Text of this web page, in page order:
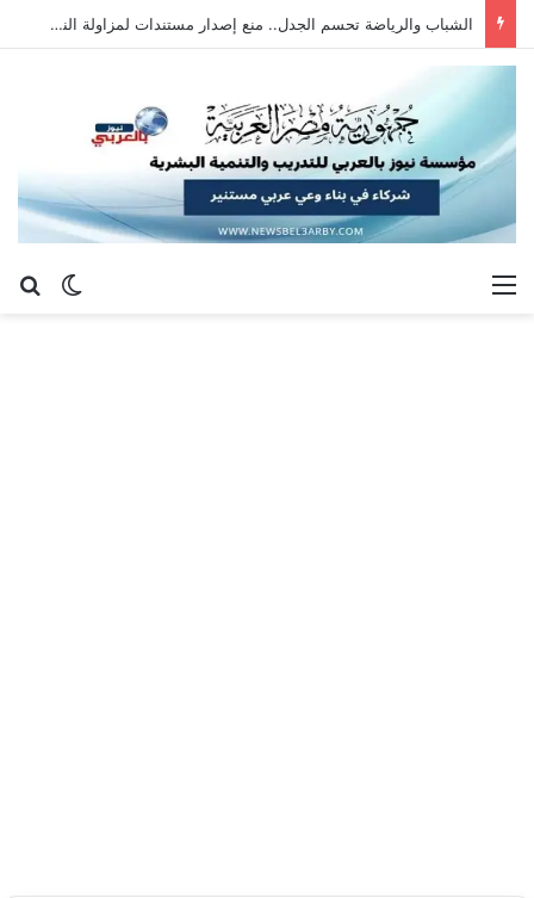
الشباب والرياضة تحسم الجدل.. منع إصدار مستندات لمزاولة النشاط بالمخالفة للقانون
الوضع القائمة